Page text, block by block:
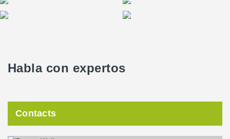
Habla con expertos
Contacts